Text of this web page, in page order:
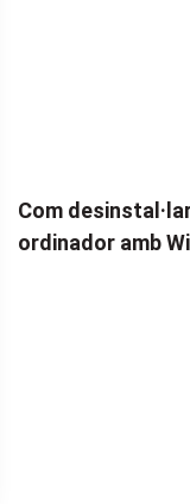
Com
ordinador amb